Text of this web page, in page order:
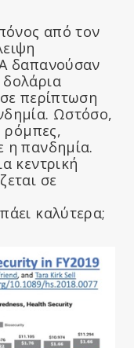
από τον
δαπανούσαν
περίπτωση
Ωστόσο,
ρόμπες,
η πανδημία.
κεντρική
σε
καλύτερα;